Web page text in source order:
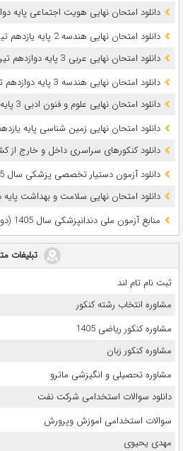
دانلود امتحان نهایی هویت اجتماعی پایه دوازدهم تیر
دانلود امتحان نهایی هندسه 2 پایه یازدهم تیر 1405 + پاسخ
دانلود امتحان نهایی عربی 3 پایه دوازدهم تیر 1405 + پاسخ
دانلود امتحان نهایی هندسه 3 پایه دوازدهم تیر 1405
دانلود امتحان نهایی علوم و فنون ادبی 3 پایه دوازدهم تیر 1405
دانلود امتحان نهایی زمین شناسی پایه یازدهم
دانلود کنکورهای سراسری داخل و خارج از کشور سالهای
دانلود آزمون دستیار تخصصی پزشکی سال 1405 + کلید نهایی
دانلود امتحان نهایی سلامت و بهداشت پایه دوازدهم
ﻣﻨﺎﺑﻊ آزﻣﻮن ﻣﻠﯽ دندانپزشکی سال 1405 (دوره های 25 و 26)
تبلیغات
ثبت نام تام لند
مشاوره انتخاب رشته کنکور
مشاوره کنکور ریاضی 1405
مشاوره کنکور زبان
مشاوره تحصیلی و انگیزشی ماترو
دانلود سوالات استخدامی شرکت نفت
سوالات استخدامی اموزش وپرورش
مهدی یحیوی